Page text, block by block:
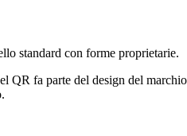
standard con forme proprietarie.
fa parte del design del